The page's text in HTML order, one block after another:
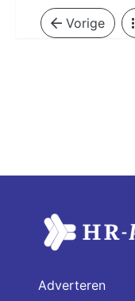
Vorige
Adverteren